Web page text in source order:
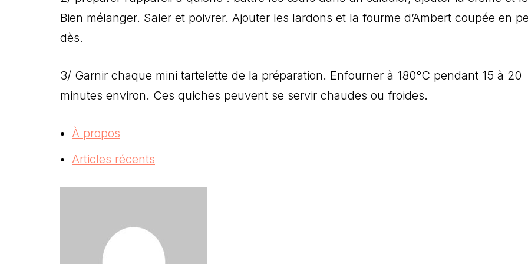
Bien mélanger. Saler et poivrer. Ajouter les lardons et la fourme d’Ambert coupée en
dès.
3/ Garnir chaque mini tartelette de la préparation. Enfourner à 180°C pendant 15 à 20
minutes environ. Ces quiches peuvent se servir chaudes ou froides.
À propos
Articles récents